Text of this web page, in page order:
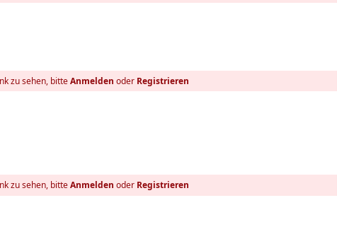
zu sehen, bitteAnmelden oder Registrieren
zu sehen, bitteAnmelden oder Registrieren